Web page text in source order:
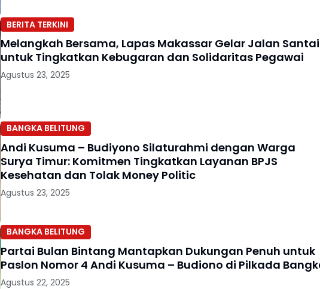
BERITA TERKINI
Melangkah Bersama, Lapas Makassar Gelar Jalan Santai
untuk Tingkatkan Kebugaran dan Solidaritas Pegawai
Agustus 23, 2025
BANGKA BELITUNG
Andi Kusuma – Budiyono Silaturahmi dengan Warga
Surya Timur: Komitmen Tingkatkan Layanan BPJS
Kesehatan dan Tolak Money Politic
Agustus 23, 2025
BANGKA BELITUNG
Partai Bulan Bintang Mantapkan Dukungan Penuh untuk
Paslon Nomor 4 Andi Kusuma – Budiono di Pilkada
Agustus 22, 2025